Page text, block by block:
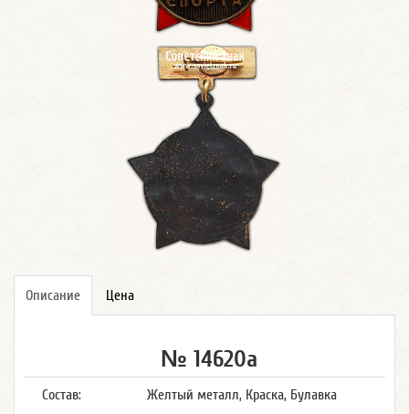
Описание Цена
№ 14620а
Состав: Желтый металл, Краска, Булавка